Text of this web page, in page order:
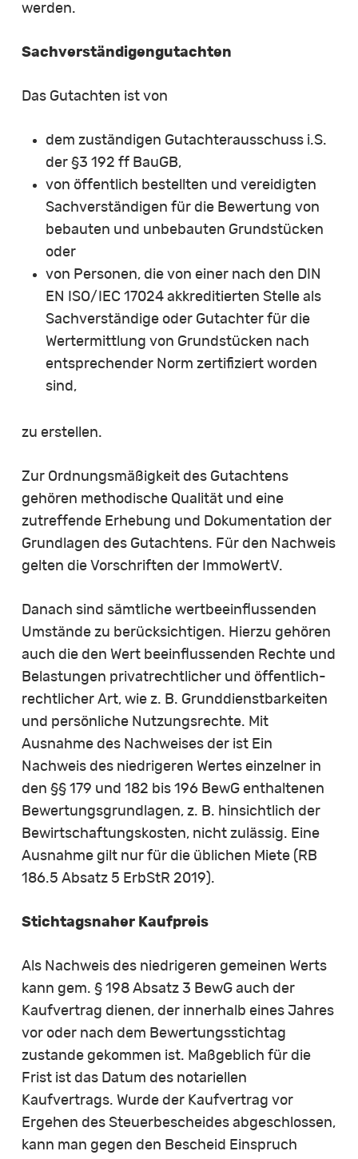
werden.
Sachverständigengutachten
Das Gutachten ist von
dem zuständigen Gutachterausschuss i.S.
der §3 192 ff BauGB,
von öffentlich bestellten und vereidigten
Sachverständigen für die Bewertung von
bebauten und unbebauten Grundstücken
oder
von Personen, die von einer nach den DIN
EN ISO/IEC 17024 akkreditierten Stelle als
Sachverständige oder Gutachter für die
Wertermittlung von Grundstücken nach
entsprechender Norm zertifiziert worden
sind,
zu erstellen.
Zur Ordnungsmäßigkeit des Gutachtens
gehören methodische Qualität und eine
zutreffende Erhebung und Dokumentation der
Grundlagen des Gutachtens. Für den Nachweis
gelten die Vorschriften der ImmoWertV.
Danach sind sämtliche wertbeeinflussenden
Umstände zu berücksichtigen. Hierzu gehören
auch die den Wert beeinflussenden Rechte und
Belastungen privatrechtlicher und öffentlich-
rechtlicher Art, wie z. B. Grunddienstbarkeiten
und persönliche Nutzungsrechte. Mit
Ausnahme des Nachweises der ist Ein
Nachweis des niedrigeren Wertes einzelner in
den §§ 179 und 182 bis 196 BewG enthaltenen
Bewertungsgrundlagen, z. B. hinsichtlich der
Bewirtschaftungskosten, nicht zulässig. Eine
Ausnahme gilt nur für die üblichen Miete (RB
186.5 Absatz 5 ErbStR 2019).
Stichtagsnaher Kaufpreis
Als Nachweis des niedrigeren gemeinen Werts
kann gem. § 198 Absatz 3 BewG auch der
Kaufvertrag dienen, der innerhalb eines Jahres
vor oder nach dem Bewertungsstichtag
zustande gekommen ist. Maßgeblich für die
Frist ist das Datum des notariellen
Kaufvertrags. Wurde der Kaufvertrag vor
Ergehen des Steuerbescheides abgeschlossen,
kann man gegen den Bescheid Einspruch